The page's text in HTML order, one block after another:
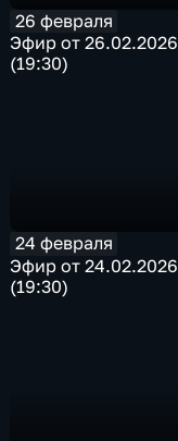
26 февраля
Эфир от 26.02.2026
(19:30)
24 февраля
Эфир от 24.02.2026
(19:30)